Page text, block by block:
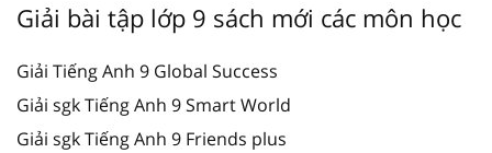
Giải bài tập lớp 9 sách mới các môn học
Giải Tiếng Anh 9 Global Success
Giải sgk Tiếng Anh 9 Smart World
Giải sgk Tiếng Anh 9 Friends plus